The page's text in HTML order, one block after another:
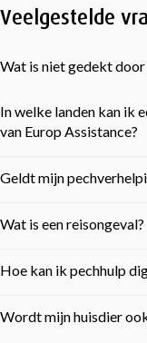
Veelgestelde
Wat is niet gedekt
In welke landen kan ik
van Europ Assistance?
Geldt mijn
Wat is een reisongeval?
Hoe kan ik pechhulp
Wordt mijn huisdier